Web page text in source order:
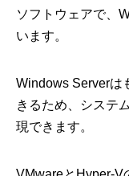
ソフトウェアで、
います。
Windows Serverは
きるため、システ
現できます。